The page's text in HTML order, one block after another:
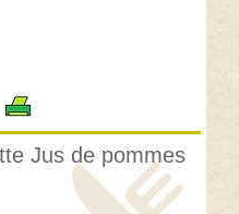
Jus de pommes